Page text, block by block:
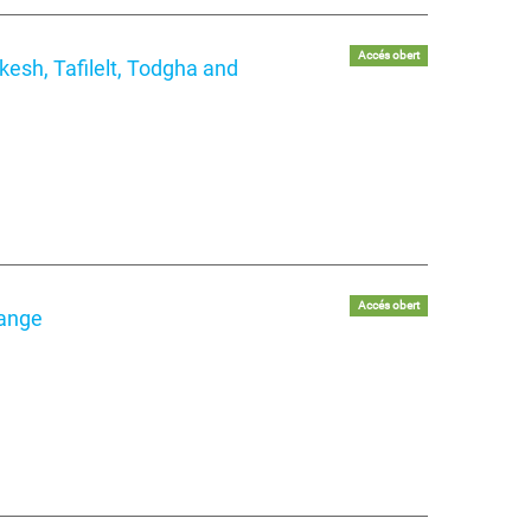
Tafilelt, Todgha and
Accés obert
Accés obert